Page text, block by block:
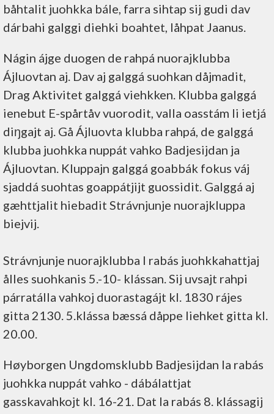
båhtalit juohkka bále, farra sihtap sij gudi dav
dárbahi galggi diehki boahtet, låhpat Jaanus.
Nágin ájge duogen de rahpá nuorajklubba
Ájluovtan aj. Dav aj galggá suohkan dåjmadit,
Drag Aktivitet galggá viehkken. Klubba galggá
ienebut E-spårtåv vuorodit, valla oasstám li ietjá
diŋgajt aj. Gå Ájluovta klubba rahpá, de galggá
klubba juohkka nuppát vahko Badjesijdan ja
Ájluovtan. Kluppajn galggá goabbák fokus váj
sjaddá suohtas goappátjijt guossidit. Galggá aj
gæhttjalit hiebadit Strávnjunje nuorajkluppa
biejvij.
Strávnjunje nuorajklubba l rabás juohkkahattjaj
ålles suohkanis 5.-10- klássan. Sij uvsajt rahpi
párratálla vahkoj duorastagájt kl. 1830 rájes
gitta 2130. 5.klássa bæssá dåppe liehket gitta kl.
20.00.
Høyborgen Ungdomsklubb Badjesijdan la rabás
juohkka nuppát vahko - dábálattjat
gasskavahkojt kl. 16-21. Dat la rabás 8. klássagij